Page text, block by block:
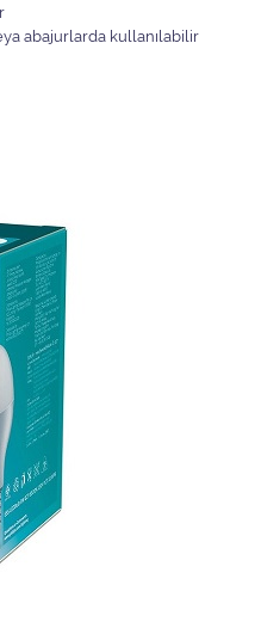
abajurlarda kullanılabilir